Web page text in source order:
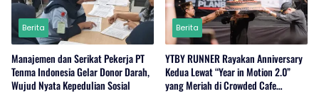
Berita
Manajemen dan Serikat Pekerja PT
Tenma Indonesia Gelar Donor Darah,
Wujud Nyata Kepedulian Sosial
Berita
YTBY RUNNER Rayakan Anniversary
Kedua Lewat “Year in Motion 2.0”
yang Meriah di Crowded Cafe